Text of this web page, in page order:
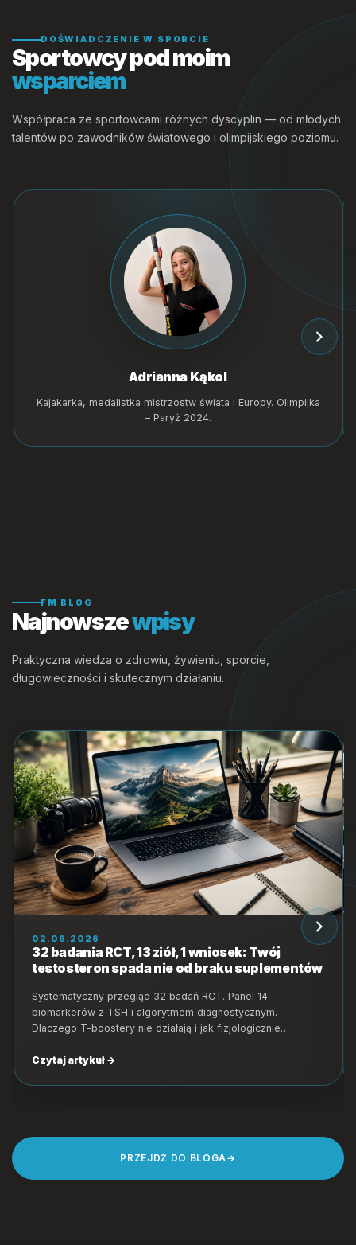
DOŚWIADCZENIE W SPORCIE
Sportowcy pod moim
wsparciem
Współpraca ze sportowcami różnych dyscyplin — od młodych
talentów po zawodników światowego i olimpijskiego poziomu.
Adrianna Kąkol
Kajakarka, medalistka mistrzostw świata i Europy. Olimpijka
– Paryż 2024.
FM BLOG
Najnowszewpisy
Praktyczna wiedza o zdrowiu, żywieniu, sporcie,
długowieczności i skutecznym działaniu.
02.06.2026
32 badania RCT, 13 ziół, 1 wniosek: Twój
testosteron spada nie od braku suplementów
Systematyczny przegląd 32 badań RCT. Panel 14
biomarkerów z TSH i algorytmem diagnostycznym.
Dlaczego T-boostery nie działają i jak fizjologicznie…
Czytaj artykuł →
PRZEJDŹ DO BLOGA→